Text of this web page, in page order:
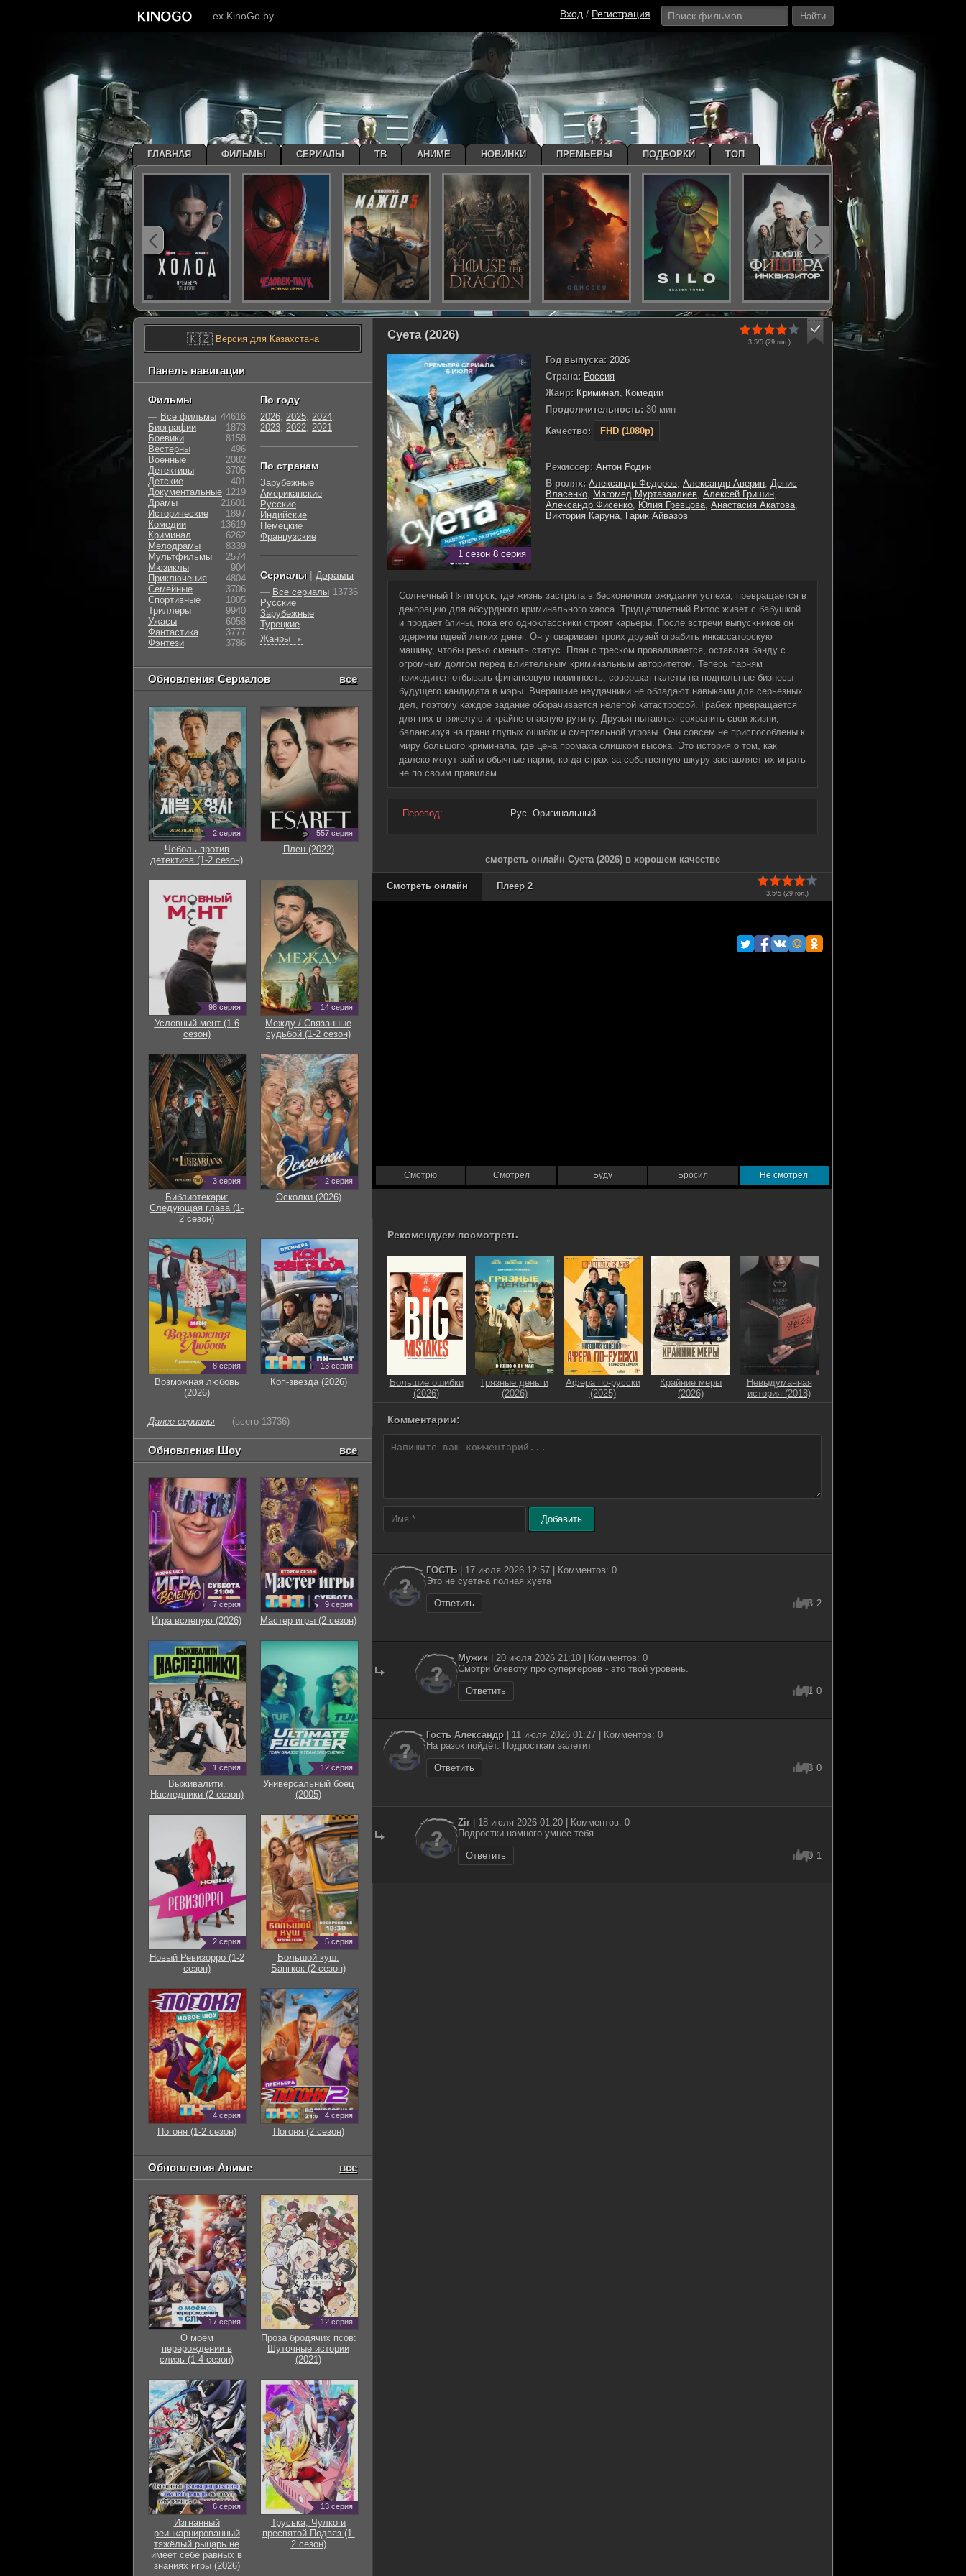
— ex KinoGo.by Вход / Регистрация Найти
Суета (2026)
3.5/5 (29 гол.)
1 сезон 8 серия
Год выпуска: 2026
Страна: Россия
Жанр: Криминал, Комедии
Продолжительность: 30 мин
Качество:
FHD (1080p)
Режиссер: Антон Родин
В ролях: Александр Федоров, Александр Аверин, Денис
Власенко, Магомед Муртазаалиев, Алексей Гришин,
Александр Фисенко, Юлия Гревцова, Анастасия Акатова,
Виктория Каруна, Гарик Айвазов
Солнечный Пятигорск, где жизнь застряла в бесконечном ожидании успеха, превращается в
декорацию для абсурдного криминального хаоса. Тридцатилетний Витос живет с бабушкой
и продает блины, пока его одноклассники строят карьеры. После встречи выпускников он
одержим идеей легких денег. Он уговаривает троих друзей ограбить инкассаторскую
машину, чтобы резко сменить статус. План с треском проваливается, оставляя банду с
огромным долгом перед влиятельным криминальным авторитетом. Теперь парням
приходится отбывать финансовую повинность, совершая налеты на подпольные бизнесы
будущего кандидата в мэры. Вчерашние неудачники не обладают навыками для серьезных
дел, поэтому каждое задание оборачивается нелепой катастрофой. Грабеж превращается
для них в тяжелую и крайне опасную рутину. Друзья пытаются сохранить свои жизни,
балансируя на грани глупых ошибок и смертельной угрозы. Они совсем не приспособлены к
миру большого криминала, где цена промаха слишком высока. Это история о том, как
далеко могут зайти обычные парни, когда страх за собственную шкуру заставляет их играть
не по своим правилам.
Перевод: Рус. Оригинальный
смотреть онлайн Суета (2026) в хорошем качестве
3.5/5 (29 гол.)
Смотреть онлайн Плеер 2
Смотрю Смотрел Буду Бросил Не смотрел
Рекомендуем посмотреть
Большие ошибки
(2026)
Грязные деньги
(2026)
Афера по-русски
(2025)
Крайние меры
(2026)
Невыдуманная
история (2018)
Комментарии:
Добавить
ГОСТЬ| 17 июля 2026 12:57 | Комментов: 0
Это не суета-а полная хуета
Ответить 3 2
Мужик | 20 июля 2026 21:10 | Комментов: 0
Смотри блевоту про супергероев - это твой уровень.
Ответить 1 0
Гость Александр | 11 июля 2026 01:27 | Комментов: 0
На разок пойдёт. Подросткам залетит
Ответить 3 0
Zir| 18 июля 2026 01:20 | Комментов: 0
Подростки намного умнее тебя.
Ответить 0 1
🇰🇿Версия для Казахстана
Панель навигации
Фильмы
— Все фильмы 44616
Биографии
1873
Боевики
8158
Вестерны
496
Военные
2082
Детективы
3705
Детские
401
Документальные 1219
Драмы
21601
Исторические
1897
Комедии
13619
Криминал
6262
Мелодрамы
8339
Мультфильмы
2574
Мюзиклы
904
Приключения
4804
Семейные
3706
Cпортивные
1005
Триллеры
9940
Ужасы
6058
Фантастика
3777
Фэнтези
3786
По году
2026, 2025, 2024,
2023, 2022, 2021
По странам
Зарубежные
Американские
Русские
Индийские
Немецкие
Французские
Сериалы | Дорамы
— Все сериалы 13736
Русские
Зарубежные
Турецкие
Жанры
►
Обновления Сериалов все
2 серия
Чеболь против
детектива (1-2 сезон)
557 серия
Плен (2022)
98 серия
Условный мент (1-6
сезон)
14 серия
Между / Связанные
судьбой (1-2 сезон)
3 серия
Библиотекари:
Следующая глава (1-
2 сезон)
2 серия
Осколки (2026)
8 серия
Возможная любовь
(2026)
13 серия
Коп-звезда (2026)
Далее сериалы (всего 13736)
Обновления Шоу все
7 серия
Игра вслепую (2026)
9 серия
Мастер игры (2 сезон)
1 серия
Выживалити.
Наследники (2 сезон)
12 серия
Универсальный боец
(2005)
2 серия
Новый Ревизорро (1-2
сезон)
5 серия
Большой куш.
Бангкок (2 сезон)
4 серия
Погоня (1-2 сезон)
4 серия
Погоня (2 сезон)
Обновления Аниме все
17 серия
О моём
перерождении в
слизь (1-4 сезон)
12 серия
Проза бродячих псов:
Шуточные истории
(2021)
6 серия
Изгнанный
реинкарнированный
тяжёлый рыцарь не
имеет себе равных в
знаниях игры (2026)
13 серия
Труська, Чулко и
пресвятой Подвяз (1-
2 сезон)
ГЛАВНАЯ ФИЛЬМЫ СЕРИАЛЫ ТВ АНИМЕ НОВИНКИ ПРЕМЬЕРЫ ПОДБОРКИ ТОП